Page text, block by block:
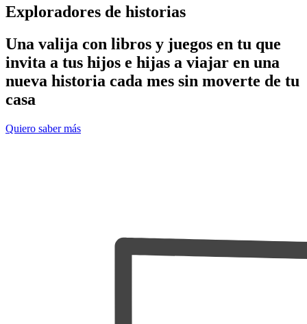
Exploradores de historias
Una valija con libros y juegos en tu que
invita a tus hijos e hijas a viajar en una
nueva historia cada mes sin moverte de tu
casa
Quiero saber más